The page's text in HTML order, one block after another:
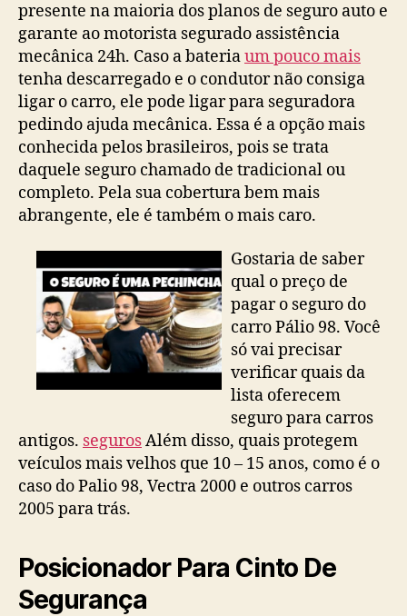
presente na maioria dos planos de seguro auto e
garante ao motorista segurado assistência
mecânica 24h. Caso a bateriaum pouco mais
tenha descarregado e o condutor não consiga
ligar o carro, ele pode ligar para seguradora
pedindo ajuda mecânica. Essa é a opção mais
conhecida pelos brasileiros, pois se trata
daquele seguro chamado de tradicional ou
completo. Pela sua cobertura bem mais
abrangente, ele é também o mais caro.
Gostaria de saber
qual o preço de
pagar o seguro do
carro Pálio 98. Você
só vai precisar
verificar quais da
lista oferecem
seguro para carros
antigos. segurosAlém disso, quais protegem
veículos mais velhos que 10 – 15 anos, como é o
caso do Palio 98, Vectra 2000 e outros carros
2005 para trás.
Posicionador Para Cinto De
Segurança